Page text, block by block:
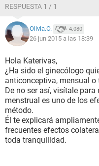
RESPUESTA 1 / 1
Olivia.O. 4.080
26 jun 2015 a las 18:39
Hola Katerivas,
¿Ha sido el ginecólogo
anticonceptiva, mensual o
De no ser así, visítale
menstrual es uno de los
método.
Él te explicará
frecuentes efectos
toda tranquilidad.